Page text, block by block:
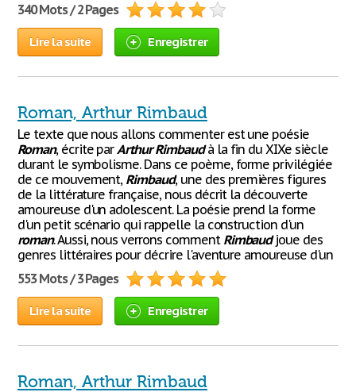
340 Mots / 2 Pages
Lire la suite Enregistrer
Roman, Arthur Rimbaud
Le texte que nous allons commenter est une poésie
Roman, écrite parArthur Rimbaudà la fin du XIXe siècle
durant le symbolisme. Dans ce poème, forme privilégiée
de ce mouvement, Rimbaud, une des premières figures
de la littérature française, nous décrit la découverte
amoureuse d'un adolescent. La poésie prend la forme
d'un petit scénario qui rappelle la construction d'un
roman. Aussi, nous verrons comment Rimbaudjoue des
genres littéraires pour décrire l'aventure amoureuse d'un
553 Mots / 3 Pages
Lire la suite Enregistrer
Roman, Arthur Rimbaud